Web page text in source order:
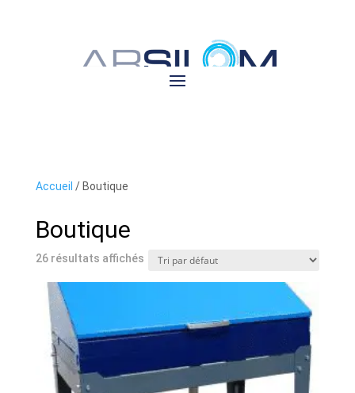
Accueil / Boutique
Boutique
26 résultats affichés